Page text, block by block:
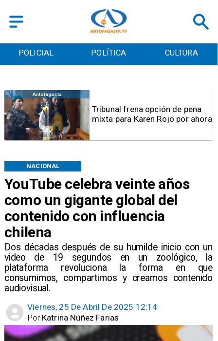
POLICIAL POLÍTICA CULTURA
YouTube celebra veinte años
como un gigante global del
contenido con influencia
chilena
​Dos décadas después de su humilde inicio con un
video de 19 segundos en un zoológico, la
plataforma revoluciona la forma en que
consumimos, compartimos y creamos contenido
audiovisual.
NACIONAL
Viernes, 25 De Abril De 2025 12:14
Katrina Núñez Farias
Por
Antofagasta
Tribunal frena opción de pena
mixta para Karen Rojo por ahora